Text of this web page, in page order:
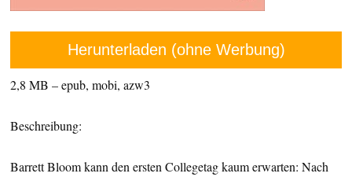
Herunterladen (ohne Werbung)
2,8 MB – epub, mobi, azw3
Beschreibung:
Barrett Bloom kann den ersten Collegetag kaum erwarten: Nach